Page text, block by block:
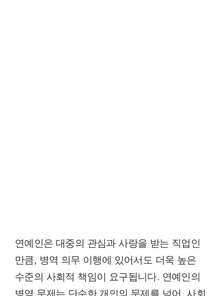
연예인은 대중의 관심과 사랑을 받는 직업인
만큼, 병역 의무 이행에 있어서도 더욱 높은
수준의 사회적 책임이 요구됩니다. 연예인의
병역 문제는 단순한 개인의 문제를 넘어, 사회